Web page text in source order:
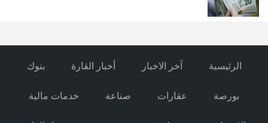
الرئيسية آخر الاخبار أخبار القارة بنوك
بورصة عقارات صناعة خدمات مالية